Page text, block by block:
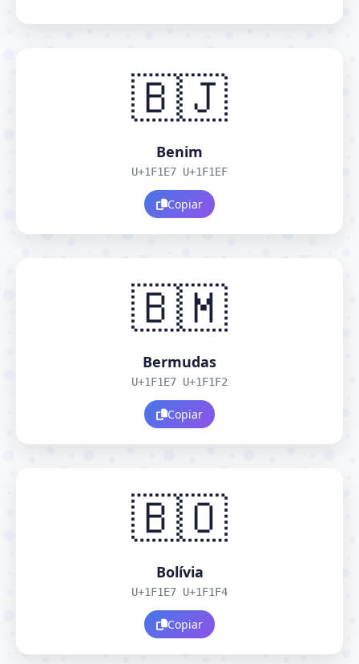
🇧🇯
Benim
U+1F1E7 U+1F1EF
Copiar
🇧🇲
Bermudas
U+1F1E7 U+1F1F2
Copiar
🇧🇴
Bolívia
U+1F1E7 U+1F1F4
Copiar